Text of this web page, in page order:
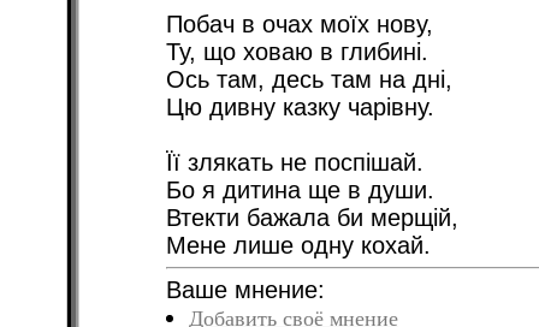
Побач в очах моїх нову,
Ту, що ховаю в глибині.
Ось там, десь там на дні,
Цю дивну казку чарівну.
Її злякать не поспішай.
Бо я дитина ще в души.
Втекти бажала би мерщій,
Мене лише одну кохай.
Ваше мнение:
Добавить своё мнение